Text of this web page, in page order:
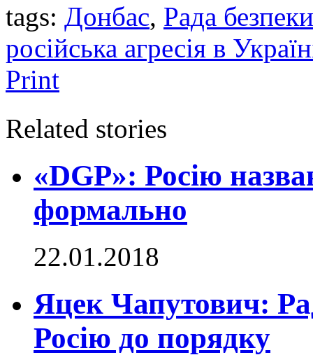
tags: Донбас, Рада
російська агресія в
Print
Related stories
«DGP»: Росію
формально
22.01.2018
Яцек Чапутович:
Росію до порядку